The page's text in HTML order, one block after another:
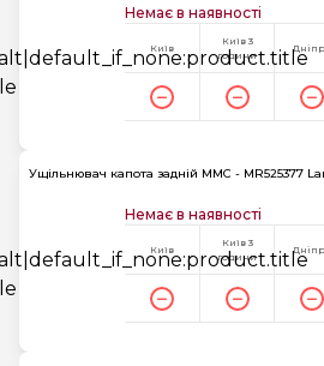
Немає в наявності
Київ
Київ 3
години
Ущільнювач капота задній MMC - MR525377
Немає в наявності
Київ
Київ 3
години